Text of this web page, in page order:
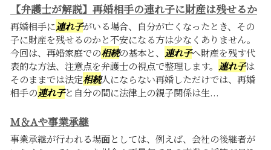
【弁護士が解説】再婚相手の連れ子に財産は残せるか
再婚相手に連れ子がいる場合、自分が亡くなったとき、その
子に財産を残せるのかと不安になる方は少なくありません。
今回は、再婚家庭での相続の基本と、 連れ子へ財産を残す代
表的な方法、注意点を弁護士の視点で整理します。 連れ子は
そのままでは法定相続人にならない再婚しただけでは、再婚
相手の連れ子と自分の間に法律上の親子関係は生...
M＆Aや事業承継
事業承継が行われる場面としては、例えば、会社の後継者が